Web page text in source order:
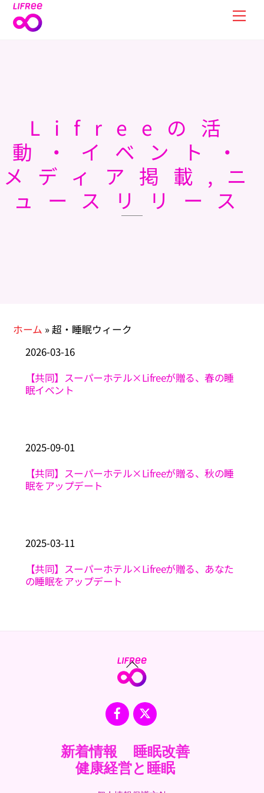
Skip
Lifreeの活
動・イベント・
メディア掲載,ニ
ュースリリース
ホーム »超・睡眠ウィーク
2026-03-16
【共同】スーパーホテル×Lifreeが贈る、春の睡
眠イベント
2025-09-01
【共同】スーパーホテル×Lifreeが贈る、秋の睡
眠をアップデート
2025-03-11
【共同】スーパーホテル×Lifreeが贈る、あなた
の睡眠をアップデート
Back
To
Facebook
X
新着情報
睡眠改善
健康経営と睡眠